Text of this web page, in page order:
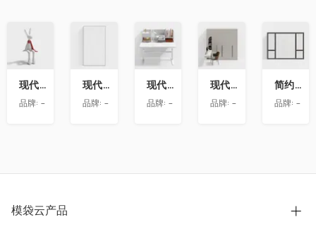
藏
现代兔子艺术雕塑摆件
品牌: -
现代玻璃隔断
品牌: -
收
藏
现代书桌
品牌: -
收
藏
现代衣柜带转角书桌
品牌: -
收
藏
简约房屋推拉窗
品牌: -
模袋云产品